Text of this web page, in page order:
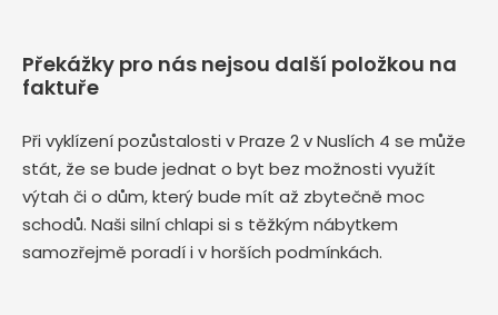
Překážky pro nás nejsou další položkou na
faktuře
Při vyklízení pozůstalosti v Praze 2 v Nuslích 4 se může
stát, že se bude jednat o byt bez možnosti využít
výtah či o dům, který bude mít až zbytečně moc
schodů. Naši silní chlapi si s těžkým nábytkem
samozřejmě poradí i v horších podmínkách.